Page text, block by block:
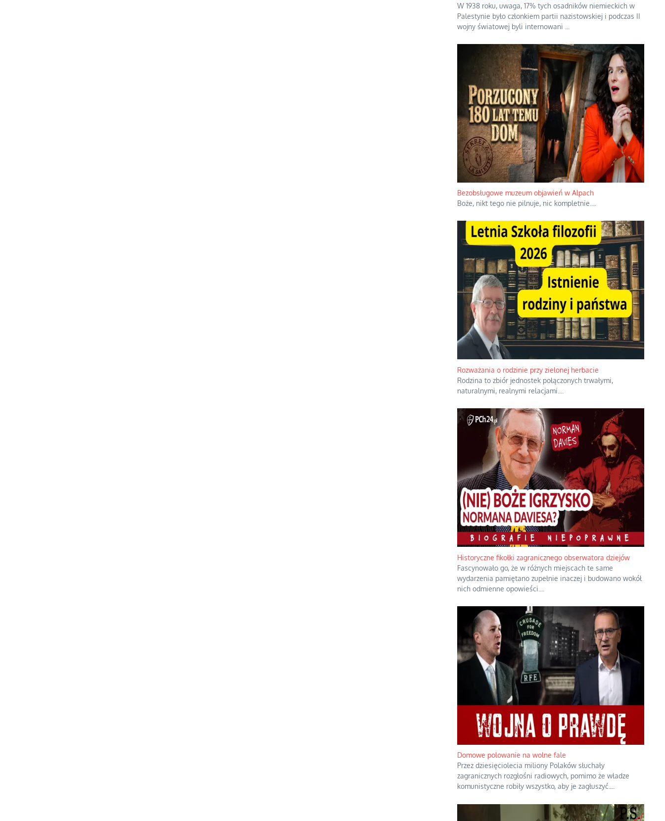
W 1938 roku, uwaga, 17% tych osadników niemieckich w
Palestynie było członkiem partii nazistowskiej i podczas II
wojny światowej byli internowani
Bezobsługowe muzeum objawień w Alpach
Boże, nikt tego nie pilnuje, nic kompletnie.
Rozważania o rodzinie przy zielonej herbacie
Rodzina to zbiór jednostek połączonych trwałymi,
naturalnymi, realnymi relacjami.
Historyczne fikołki zagranicznego obserwatora dziejów
Fascynowało go, że w różnych miejscach te same
wydarzenia pamiętano zupełnie inaczej i budowano wokół
nich odmienne opowieści.
Domowe polowanie na wolne fale
Przez dziesięciolecia miliony Polaków słuchały
zagranicznych rozgłośni radiowych, pomimo że władze
komunistyczne robiły wszystko, aby je zagłuszyć.